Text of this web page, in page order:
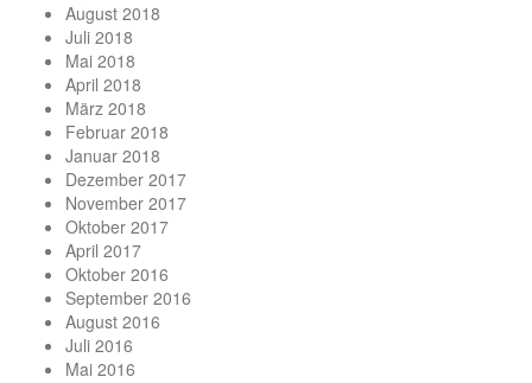
August 2018
Juli 2018
Mai 2018
April 2018
März 2018
Februar 2018
Januar 2018
Dezember 2017
November 2017
Oktober 2017
April 2017
Oktober 2016
September 2016
August 2016
Juli 2016
Mai 2016